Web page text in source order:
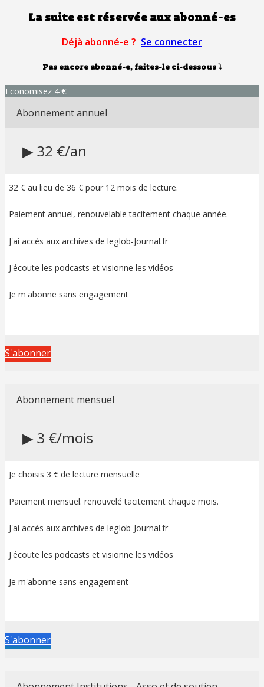
La suite est réservée aux abonné-es
Déjà abonné-e ? Se connecter
Pas encore abonné-e, faites-le ci-dessous⤵
Economisez 4 €
Abonnement annuel
▶ 32 €/an
32 € au lieu de 36 € pour 12 mois de lecture.
Paiement annuel, renouvelable tacitement chaque année.
J'ai accès aux archives de leglob-Journal.fr
J'écoute les podcasts et visionne les vidéos
Je m'abonne sans engagement
S'abonner
Abonnement mensuel
▶ 3 €/mois
Je choisis 3 € de lecture mensuelle
Paiement mensuel. renouvelé tacitement chaque mois.
J'ai accès aux archives de leglob-Journal.fr
J'écoute les podcasts et visionne les vidéos
Je m'abonne sans engagement
S'abonner